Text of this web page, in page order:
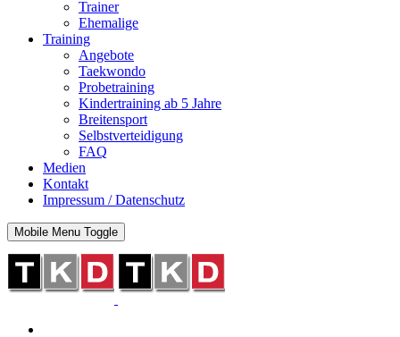
Trainer
Ehemalige
Training
Angebote
Taekwondo
Probetraining
Kindertraining ab 5 Jahre
Breitensport
Selbstverteidigung
FAQ
Medien
Kontakt
Impressum / Datenschutz
Mobile Menu Toggle